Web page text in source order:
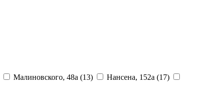
Малиновского, 48а (13) Нансена, 152а (17)